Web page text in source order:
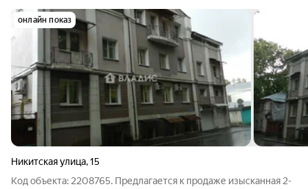
онлайн показ
Никитская улица,15
Код объекта: 2208765. Предлагается к продаже изысканная 2-